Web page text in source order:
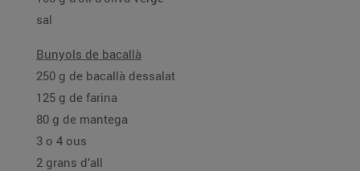
sal
Bunyols de bacallà
250 g de bacallà dessalat
125 g de farina
80 g de mantega
3 o 4 ous
2 grans d’all